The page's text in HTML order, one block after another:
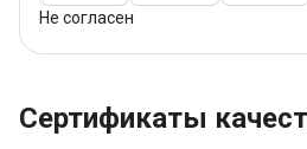
Не согласен
Сертификаты